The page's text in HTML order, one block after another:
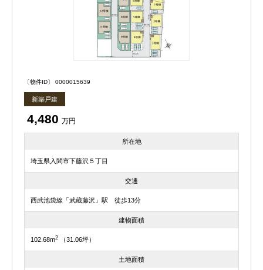
〔物件ID〕 0000015639
新築戸建
4,480 万円
所在地
埼玉県入間市下藤沢５丁目
交通
西武池袋線「武蔵藤沢」駅 徒歩13分
建物面積
102.68m2 （31.06坪）
土地面積